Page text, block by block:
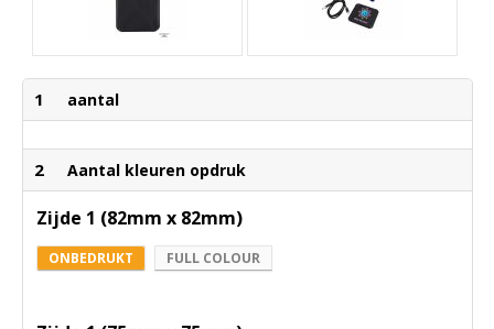
1 aantal
2 Aantal kleuren opdruk
Zijde 1 (82mm x 82mm)
ONBEDRUKT FULL COLOUR